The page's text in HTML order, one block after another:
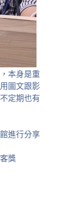
本身是重
圖文跟影
定期也有
進行分享
獎